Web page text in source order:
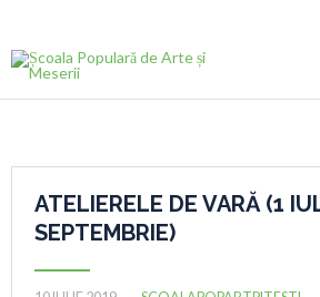
ATELIERELE DE VARĂ (1
SEPTEMBRIE)